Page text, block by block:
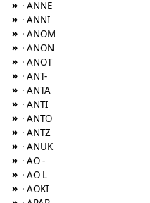
» · ANNE
» · ANNI
» · ANOM
» · ANON
» · ANOT
» · ANT-
» · ANTA
» · ANTI
» · ANTO
» · ANTZ
» · ANUK
» · AO -
» · AO L
» · AOKI